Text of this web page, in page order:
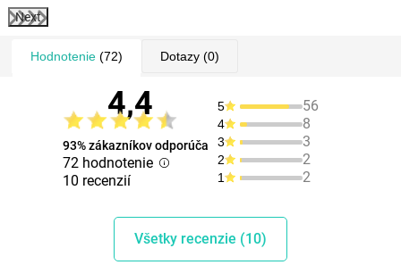
Next
Hodnotenie(72) Dotazy(0)
4,4
93% zákazníkov odporúča
72 hodnotenie
10 recenzií
5 56
4 8
3 3
2 2
1 2
Všetky recenzie (10)